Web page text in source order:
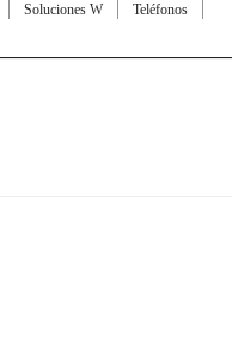
Soluciones W
Teléfonos